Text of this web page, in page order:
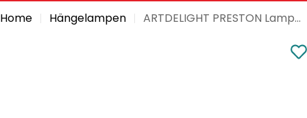
Home
Hängelampen ARTDELIGHT PRESTON Lampenschirm